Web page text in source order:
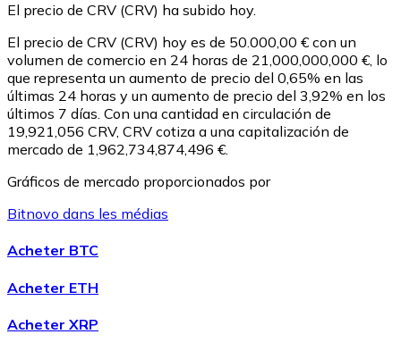
USDC
Litecoin
El precio de CRV (CRV) ha subido hoy.
El precio de CRV (CRV) hoy es de 50.000,00 € con un
volumen de comercio en 24 horas de 21,000,000,000 €, lo
que representa un aumento de precio del 0,65% en las
últimas 24 horas y un aumento de precio del 3,92% en los
últimos 7 días. Con una cantidad en circulación de
19,921,056 CRV, CRV cotiza a una capitalización de
mercado de 1,962,734,874,496 €.
Gráficos de mercado proporcionados por
Bitnovo dans les médias
Acheter BTC
Acheter ETH
Acheter XRP